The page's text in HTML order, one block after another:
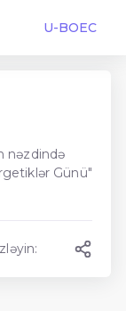
U-BOEC
nəzdində
Günü"